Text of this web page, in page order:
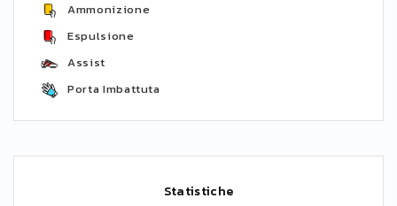
Ammonizione
Espulsione
Assist
Porta Imbattuta
Statistiche